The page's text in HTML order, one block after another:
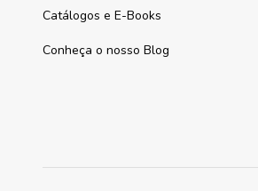
Catálogos e E-Books
Conheça o nosso Blog